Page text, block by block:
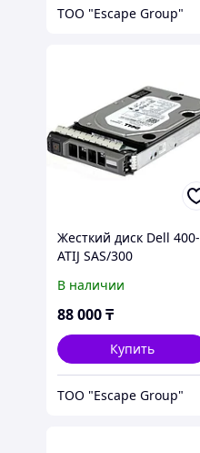
ТОО "Escape Group"
Жесткий диск Dell 400-
ATIJ SAS/300
2.5in Hot-plug Hard
Drive, 3.5in HYB CARR,
В наличии
88 000₸
Купить
ТОО "Escape Group"